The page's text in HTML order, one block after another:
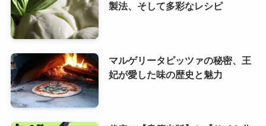
製法、そして多彩なレシピ
マルゲリータピッツァの秘密、王
妃が愛した味の歴史と魅力